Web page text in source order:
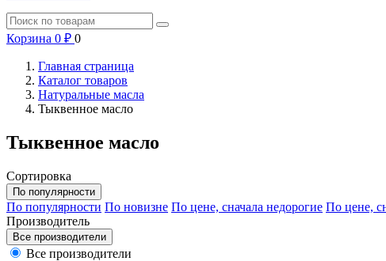
Корзина 0 ₽ 0
Главная страница
Каталог товаров
Натуральные масла
Тыквенное масло
Тыквенное масло
Сортировка
По популярности
По популярности По новизне По цене, сначала недорогие По цене,
Производитель
Все производители
Все производители